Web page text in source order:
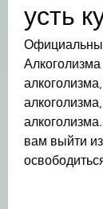
усть
Алкоголизма
вам выйти